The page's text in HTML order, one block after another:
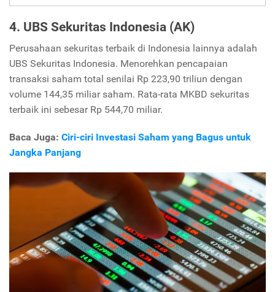
4. UBS Sekuritas Indonesia (AK)
Perusahaan sekuritas terbaik di Indonesia lainnya adalah
UBS Sekuritas Indonesia. Menorehkan pencapaian
transaksi saham total senilai Rp 223,90 triliun dengan
volume 144,35 miliar saham. Rata-rata MKBD sekuritas
terbaik ini sebesar Rp 544,70 miliar.
Baca Juga: Ciri-ciri Investasi Saham yang Bagus untuk
Jangka Panjang